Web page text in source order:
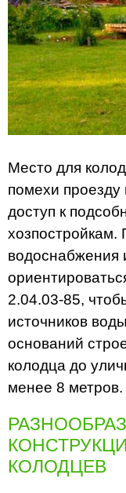
Место для
помехи
доступ к
хозпостройкам.
водоснабжения
2.04.03-85,
источников
оснований
колодца до
менее 8 метров.
КОЛОДЦЕВ